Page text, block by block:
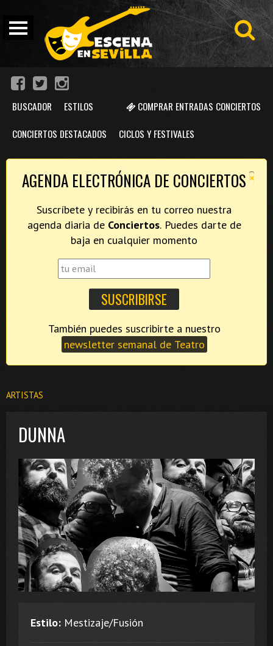
COMPRAR ENTRADAS CONCIERTOS
BUSCADOR ESTILOS
CONCIERTOS DESTACADOS CICLOS Y FESTIVALES
×
AGENDA ELECTRÓNICA DE CONCIERTOS
Suscríbete y recibirás en tu correo nuestra
agenda diaria de Conciertos. Puedes darte de
baja en cualquier momento
newsletter semanal de Teatro
ARTISTAS
DUNNA
Estilo: Mestizaje/Fusión